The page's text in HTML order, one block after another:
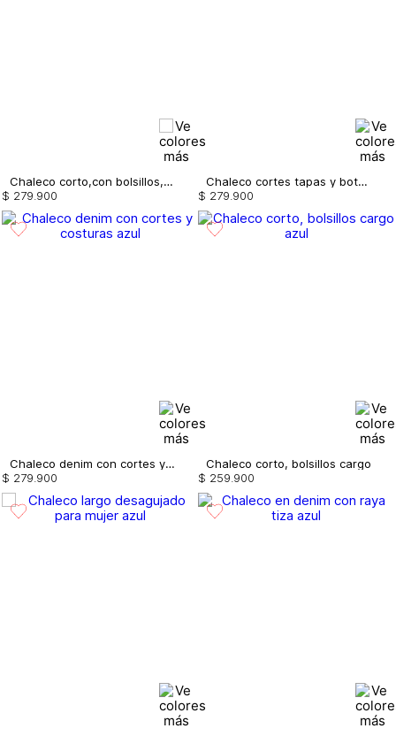
Chaleco corto,con bolsillos,efecto cuero
$ 279 900
Chaleco cortes tapas y botones
$ 279 900
Chaleco denim con cortes y costuras
$ 279 900
Chaleco corto, bolsillos cargo
$ 259 900